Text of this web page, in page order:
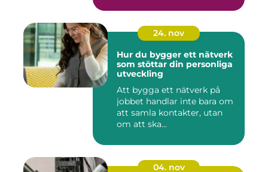
24. nov
Hur du bygger ett nätverk
som stöttar din personliga
utveckling
Att bygga ett nätverk på
jobbet handlar inte bara om
att samla kontakter, utan
om att ska...
04. nov